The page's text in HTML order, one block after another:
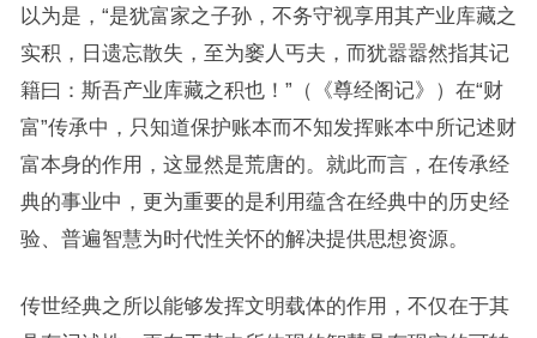
以为是，“是犹富家之子孙，不务守视享用其产业库藏之
实积，日遗忘散失，至为窭人丐夫，而犹嚣嚣然指其记
籍曰：斯吾产业库藏之积也！”（《尊经阁记》）在“财
富”传承中，只知道保护账本而不知发挥账本中所记述财
富本身的作用，这显然是荒唐的。就此而言，在传承经
典的事业中，更为重要的是利用蕴含在经典中的历史经
验、普遍智慧为时代性关怀的解决提供思想资源。
传世经典之所以能够发挥文明载体的作用，不仅在于其